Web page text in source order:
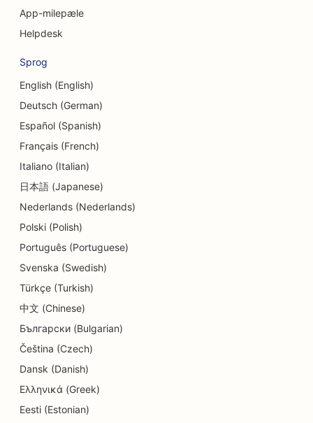
SEO for valutavekslingstjenester
SEO for dansestudier
SEO for kraniofaciale kirurger
SEO for dermabrasionstjenester
SEO for daginstitutioner
SEO for tandlægeklinikker
SEO for spisesteder
SEO for cupcake-butikker
SEO for uddannelse og børnepasning
SEO for donutbutikker
SEO for renserier
SEO for elektronikbutikker
App-milepæle
Helpdesk
Sprog
English (English)
Deutsch (German)
Español (Spanish)
Français (French)
Italiano (Italian)
日本語 (Japanese)
Nederlands (Nederlands)
Polski (Polish)
Português (Portuguese)
Svenska (Swedish)
Türkçe (Turkish)
中文 (Chinese)
Български (Bulgarian)
Čeština (Czech)
Dansk (Danish)
Ελληνικά (Greek)
Eesti (Estonian)